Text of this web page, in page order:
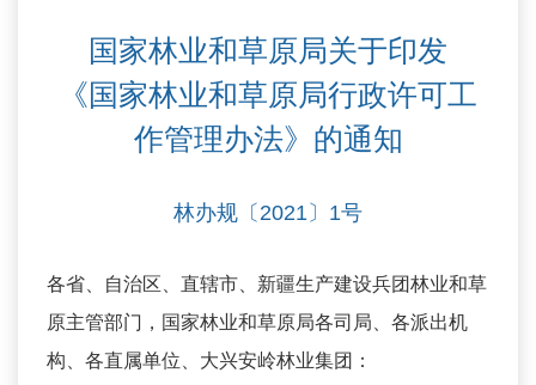
国家林业和草原局关于印发
《国家林业和草原局行政许可工
作管理办法》的通知
林办规〔2021〕1号
各省、自治区、直辖市、新疆生产建设兵团林业和草
原主管部门，国家林业和草原局各司局、各派出机
构、各直属单位、大兴安岭林业集团：